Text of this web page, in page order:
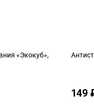
«Экокуб»,
149